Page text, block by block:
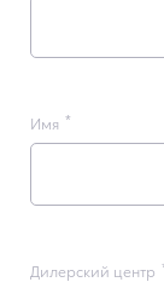
Имя
Дилерский центр